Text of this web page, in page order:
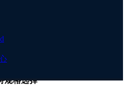
成为代码
构转换为代码时，新增支持
Annotation。
规格选择